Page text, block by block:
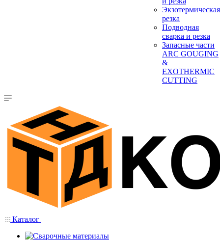
Экзотермическая
резка
Подводная
сварка и резка
Запасные части
ARC GOUGING
&
EXOTHERMIC
CUTTING
Каталог